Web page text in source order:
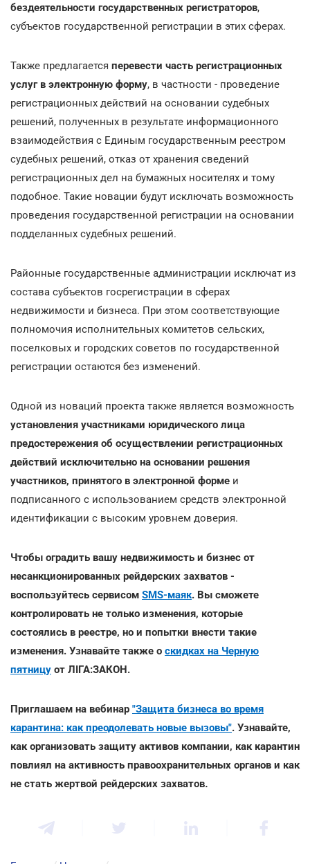
бездеятельности государственных регистраторов,
субъектов государственной регистрации в этих сферах.
Также предлагается перевести часть регистрационных
услуг в электронную форму, в частности - проведение
регистрационных действий на основании судебных
решений, полученных в результате информационного
взаимодействия с Единым государственным реестром
судебных решений, отказ от хранения сведений
регистрационных дел на бумажных носителях и тому
подобное. Такие новации будут исключать возможность
проведения государственной регистрации на основании
подделанных судебных решений.
Районные государственные администрации исключат из
состава субъектов госрегистрации в сферах
недвижимости и бизнеса. При этом соответствующие
полномочия исполнительных комитетов сельских,
поселковых и городских советов по государственной
регистрации остаются без изменений.
Одной из новаций проекта также является возможность
установления участниками юридического лица
предостережения об осуществлении регистрационных
действий исключительно на основании решения
участников, принятого в электронной форме и
подписанного с использованием средств электронной
идентификации с высоким уровнем доверия.
Чтобы оградить вашу недвижимость и бизнес от
несанкционированных рейдерских захватов -
воспользуйтесь сервисом SMS-маяк. Вы сможете
контролировать не только изменения, которые
состоялись в реестре, но и попытки внести такие
изменения. Узнавайте также о скидках на Черную
пятницу от ЛІГА:ЗАКОН.
Приглашаем на вебинар "Защита бизнеса во время
карантина: как преодолевать новые вызовы". Узнавайте,
как организовать защиту активов компании, как карантин
повлиял на активность правоохранительных органов и как
не стать жертвой рейдерских захватов.